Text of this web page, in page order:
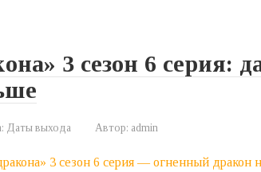
3 сезон 6 серия:
Даты выхода Автор: admin